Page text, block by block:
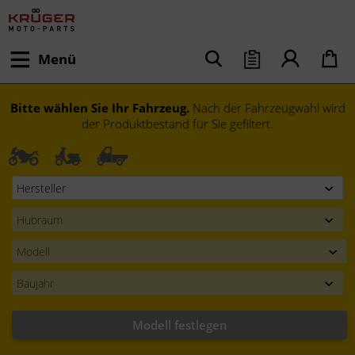
Menü
Bitte wählen Sie Ihr Fahrzeug. Nach der Fahrzeugwahl wird
der Produktbestand für Sie gefiltert.
Modell festlegen